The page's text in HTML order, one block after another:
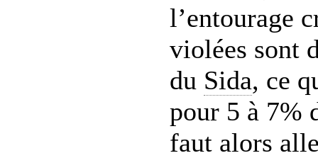
l’entourage
violées sont
du Sida, ce
pour 5 à 7%
faut alors